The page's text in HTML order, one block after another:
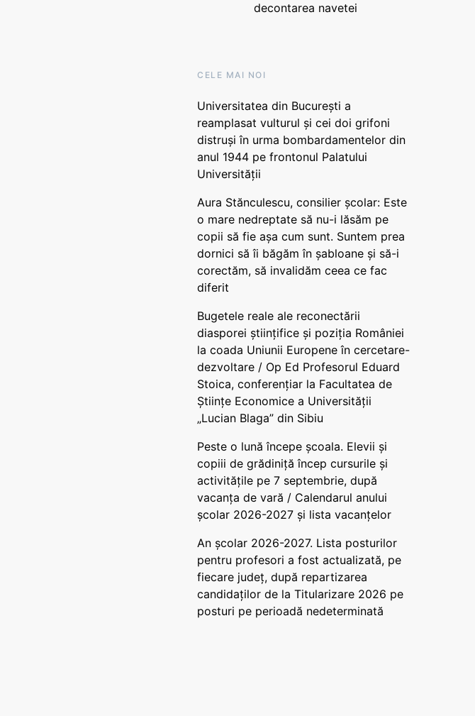
decontarea navetei
CELE MAI NOI
Universitatea din București a
reamplasat vulturul și cei doi grifoni
distruși în urma bombardamentelor din
anul 1944 pe frontonul Palatului
Universității
Aura Stănculescu, consilier școlar: Este
o mare nedreptate să nu-i lăsăm pe
copii să fie așa cum sunt. Suntem prea
dornici să îi băgăm în șabloane și să-i
corectăm, să invalidăm ceea ce fac
diferit
Bugetele reale ale reconectării
diasporei științifice și poziția României
la coada Uniunii Europene în cercetare-
dezvoltare / Op Ed Profesorul Eduard
Stoica, conferențiar la Facultatea de
Științe Economice a Universității
„Lucian Blaga” din Sibiu
Peste o lună începe școala. Elevii și
copiii de grădiniță încep cursurile și
activitățile pe 7 septembrie, după
vacanța de vară / Calendarul anului
școlar 2026-2027 și lista vacanțelor
An școlar 2026-2027. Lista posturilor
pentru profesori a fost actualizată, pe
fiecare județ, după repartizarea
candidaților de la Titularizare 2026 pe
posturi pe perioadă nedeterminată